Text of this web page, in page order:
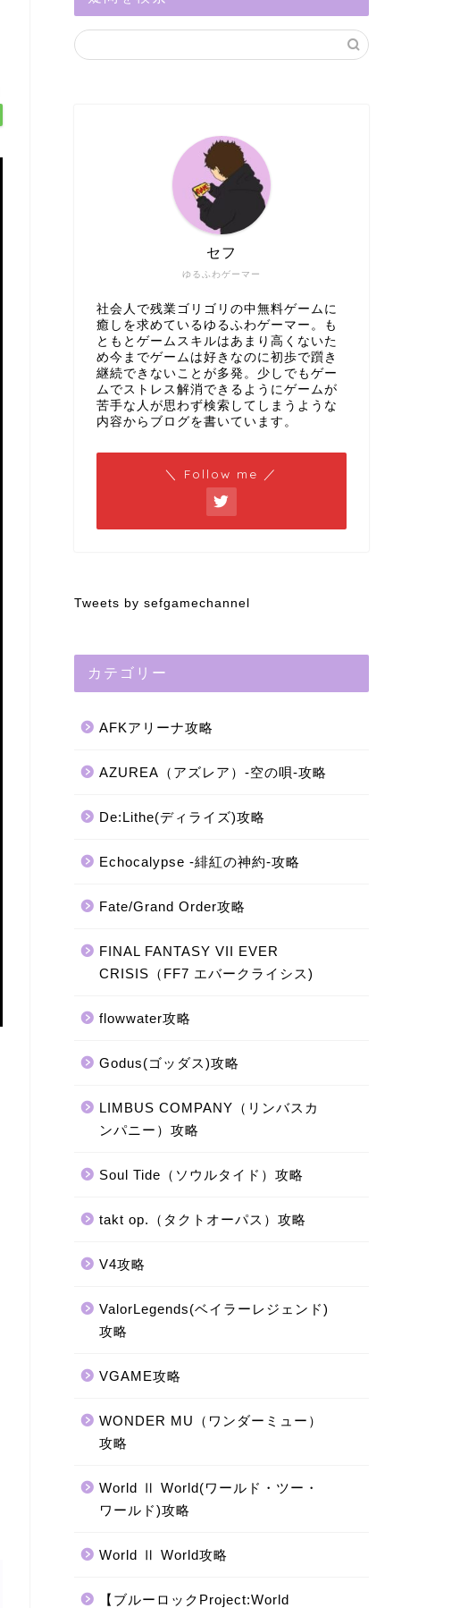
ゆるふわゲーマー
セフ
社会人で残業ゴリゴリの中無料ゲームに
癒しを求めているゆるふわゲーマー。も
ともとゲームスキルはあまり高くないた
め今までゲームは好きなのに初歩で躓き
継続できないことが多発。少しでもゲー
ムでストレス解消できるようにゲームが
苦手な人が思わず検索してしまうような
内容からブログを書いています。
＼ Follow me ／
Tweets by sefgamechannel
カテゴリー
AFKアリーナ攻略
AZUREA（アズレア）-空の唄-攻略
De:Lithe(ディライズ)攻略
Echocalypse -緋紅の神約-攻略
Fate/Grand Order攻略
FINAL FANTASY VII EVER
CRISIS（FF7 エバークライシス)
flowwater攻略
Godus(ゴッダス)攻略
LIMBUS COMPANY（リンバスカ
ンパニー）攻略
Soul Tide（ソウルタイド）攻略
takt op.（タクトオーパス）攻略
V4攻略
ValorLegends(ベイラーレジェンド)
攻略
VGAME攻略
WONDER MU（ワンダーミュー）
攻略
World Ⅱ World(ワールド・ツー・
ワールド)攻略
World Ⅱ World攻略
【ブルーロックProject:World